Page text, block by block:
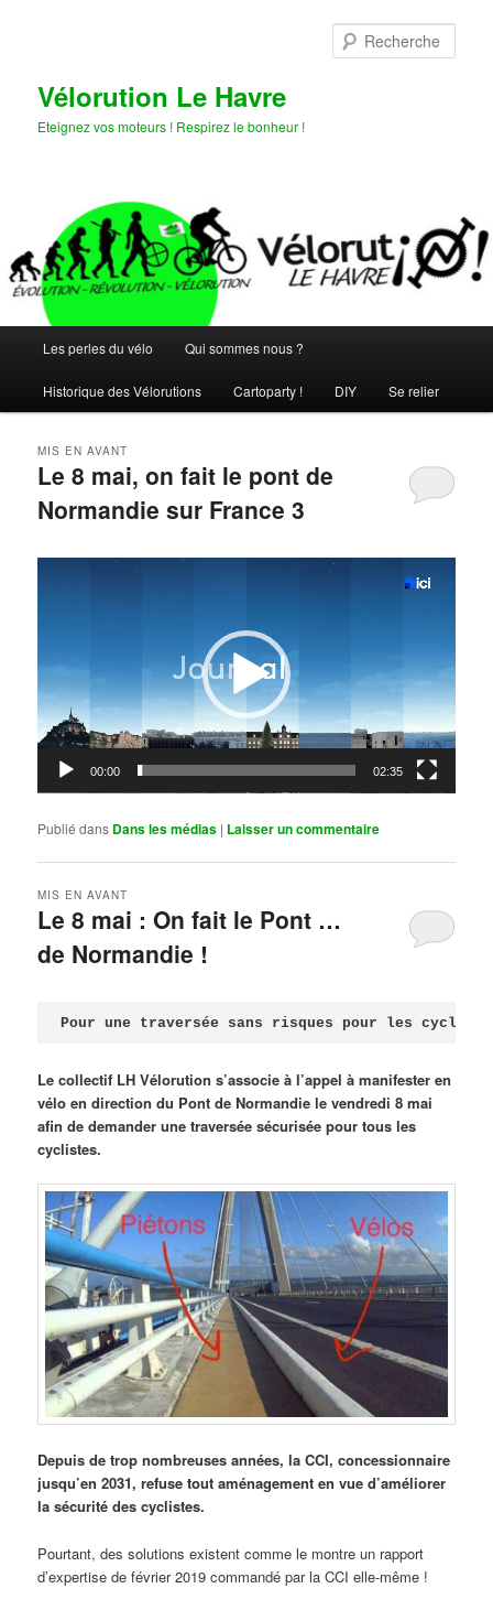
Vélorution Le Havre
Eteignez vos moteurs ! Respirez le bonheur !
principal
Les perles du vélo Qui sommes nous ?
Historique des Vélorutions Cartoparty ! DIY Se relier
Le 8 mai, on fait le pont de
Normandie sur France 3
MIS EN AVANT
00:00 02:35
Publié dans Dans les médias | Laisser un commentaire
Le 8 mai : On fait le Pont …
de Normandie !
MIS EN AVANT
Pour une traversée sans risques pour les
Le collectif LH Vélorution s’associe à l’appel à manifester en
vélo en direction du Pont de Normandie le vendredi 8 mai
afin de demander une traversée sécurisée pour tous les
cyclistes.
Depuis de trop nombreuses années, la CCI, concessionnaire
jusqu’en 2031, refuse tout aménagement en vue d’améliorer
la sécurité des cyclistes.
Pourtant, des solutions existent comme le montre un rapport
d’expertise de février 2019 commandé par la CCI elle-même !